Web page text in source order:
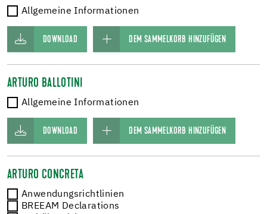
Allgemeine Informationen
DOWNLOAD DEM SAMMELKORB HINZUFÜGEN
ARTURO BALLOTINI
Allgemeine Informationen
DOWNLOAD DEM SAMMELKORB HINZUFÜGEN
ARTURO CONCRETA
Anwendungsrichtlinien
BREEAM Declarations